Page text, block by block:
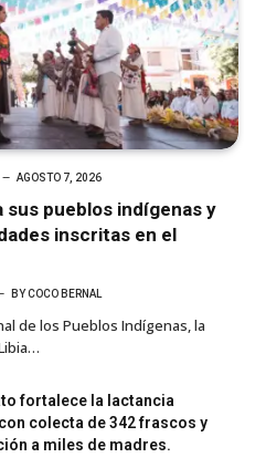
AGOSTO 7, 2026
sus pueblos indígenas y
inscritas en el
BY COCO BERNAL
de los Pueblos Indígenas, la
fortalece la lactancia
colecta de 342 frascos y
a miles de madres.